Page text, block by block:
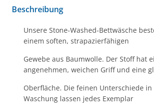
Beschreibung
Unsere Stone-Washed-Bettwäsche
einem soften, strapazierfähigen
Gewebe aus Baumwolle. Der Stoff hat
angenehmen, weichen Griff und eine
Oberfläche. Die feinen Unterschiede
Waschung lassen jedes Exemplar